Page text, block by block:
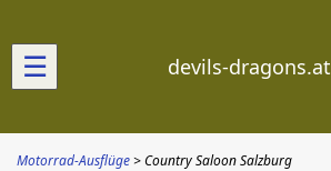
☰ devils-dragons.at
Motorrad-Ausflüge Country Saloon Salzburg